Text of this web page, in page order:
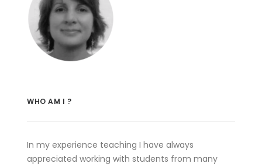
WHO AM I ?
In my experience teaching I have always
appreciated working with students from many